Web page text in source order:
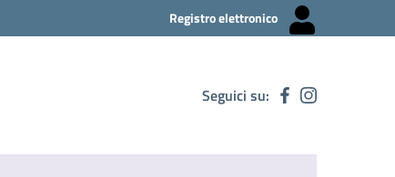
Registro elettronico
Seguici su: